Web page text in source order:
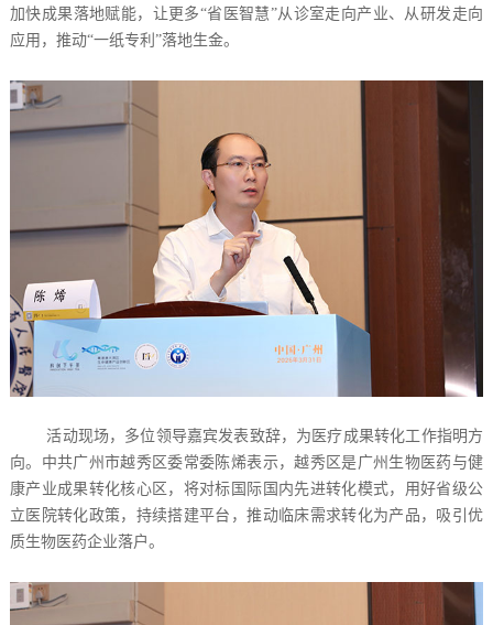
加快成果落地赋能，让更多“省医智慧”从诊室走向产业、从研发走向
应用，推动“一纸专利”落地生金。
活动现场，多位领导嘉宾发表致辞，为医疗成果转化工作指明方
向。中共广州市越秀区委常委陈烯表示，越秀区是广州生物医药与健
康产业成果转化核心区，将对标国际国内先进转化模式，用好省级公
立医院转化政策，持续搭建平台，推动临床需求转化为产品，吸引优
质生物医药企业落户。